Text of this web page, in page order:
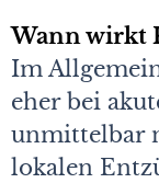
Wann wirkt
Im
eher bei
unmittelbar
lokalen